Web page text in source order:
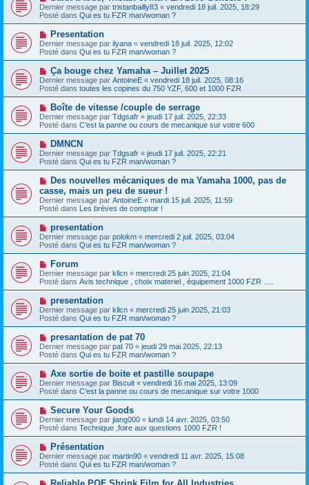
s
a
g
e
u
m
e
s
a
g
e
o
u
v
e
a
u
m
e
s
s
a
g
e
Dernier message par tristanbailly83 « vendredi 18 juil. 2025, 18:29
Posté dans Qui es tu FZR man/woman ?
N
o
u
v
a
u
m
e
s
a
g
e
Presentation
Dernier message par ilyana « vendredi 18 juil. 2025, 12:02
Posté dans Qui es tu FZR man/woman ?
N
o
u
v
e
a
u
m
e
s
a
g
e
Ça bouge chez Yamaha – Juillet 2025
Dernier message par AntoineE « vendredi 18 juil. 2025, 08:16
Posté dans toutes les copines du 750 YZF, 600 et 1000 FZR
N
o
u
v
e
a
u
m
e
s
a
g
e
Boîte de vitesse /couple de serrage
Dernier message par Tdgsafr « jeudi 17 juil. 2025, 22:33
Posté dans C'est la panne ou cours de mecanique sur votre 600
N
o
u
v
e
a
u
m
e
s
s
a
g
e
DMNCN
Dernier message par Tdgsafr « jeudi 17 juil. 2025, 22:21
Posté dans Qui es tu FZR man/woman ?
N
u
v
e
a
u
m
e
s
s
a
g
e
Des nouvelles mécaniques de ma Yamaha 1000, pas de
casse, mais un peu de sueur !
Dernier message par AntoineE « mardi 15 juil. 2025, 11:59
Posté dans Les brèves de comptoir !
N
o
u
v
e
a
u
m
e
s
s
a
g
presentation
Dernier message par polokm « mercredi 2 juil. 2025, 03:04
Posté dans Qui es tu FZR man/woman ?
N
o
u
v
u
m
e
s
s
a
g
Forum
Dernier message par kllcn « mercredi 25 juin 2025, 21:04
Posté dans Avis technique , choix materiel , équipement 1000 FZR .....
N
o
u
v
u
m
e
s
s
a
g
e
presentation
Dernier message par kllcn « mercredi 25 juin 2025, 21:03
Posté dans Qui es tu FZR man/woman ?
N
o
u
v
a
u
m
e
s
s
a
g
e
presantation de pat 70
Dernier message par pat 70 « jeudi 29 mai 2025, 22:13
Posté dans Qui es tu FZR man/woman ?
N
o
u
v
e
a
u
m
e
s
a
g
e
Axe sortie de boite et pastille soupape
Dernier message par Biscuit « vendredi 16 mai 2025, 13:09
Posté dans C'est la panne ou cours de mecanique sur votre 1000
N
o
u
v
e
a
u
m
e
Secure Your Goods
Dernier message par jiang000 « lundi 14 avr. 2025, 03:50
Posté dans Technique ,foire aux questions 1000 FZR !
N
o
u
v
e
Présentation
Dernier message par martin90 « vendredi 11 avr. 2025, 15:08
Posté dans Qui es tu FZR man/woman ?
NReliable POF Shrink Film for All Industries